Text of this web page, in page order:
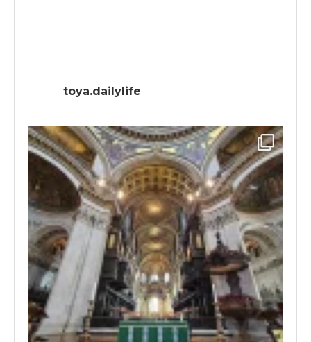
toya.dailylife